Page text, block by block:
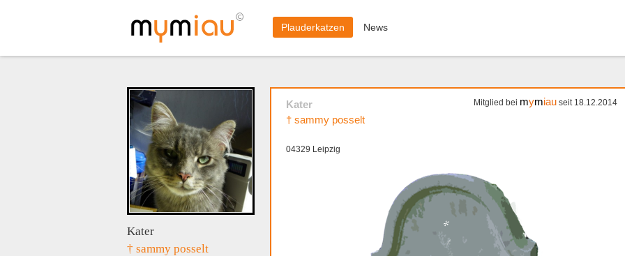
Plauderkatzen News
Kater
† sammy posselt
Kater
† sammy posselt
04329 Leipzig
Mitglied bei mymiau seit 18.12.2014
*†